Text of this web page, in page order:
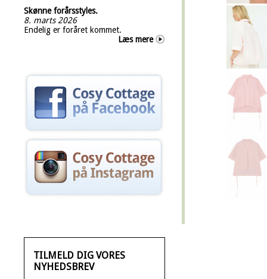
Skønne forårsstyles.
8. marts 2026
Endelig er foråret kommet.
Læs mere
TILMELD DIG VORES
NYHEDSBREV